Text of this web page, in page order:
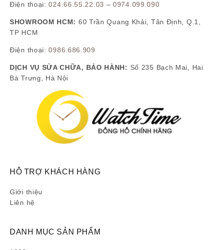
Điện thoại:024.66.55.22.03 –0974.099.090
SHOWROOM HCM: 60 Trần Quang Khải, Tân Định, Q.1,
TP HCM
Điện thoại:0986.686.909
DỊCH VỤ SỬA CHỮA, BẢO HÀNH: Số 235 Bạch Mai, Hai
Bà Trưng, Hà Nội
HỖ TRỢ KHÁCH HÀNG
Giới thiệu
Liên hệ
DANH MỤC SẢN PHẨM